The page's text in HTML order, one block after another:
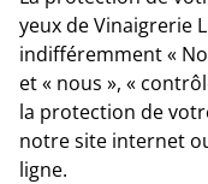
yeux de Vinaigrerie
indifféremment «
et « nous », «
la protection de
notre site internet
ligne.